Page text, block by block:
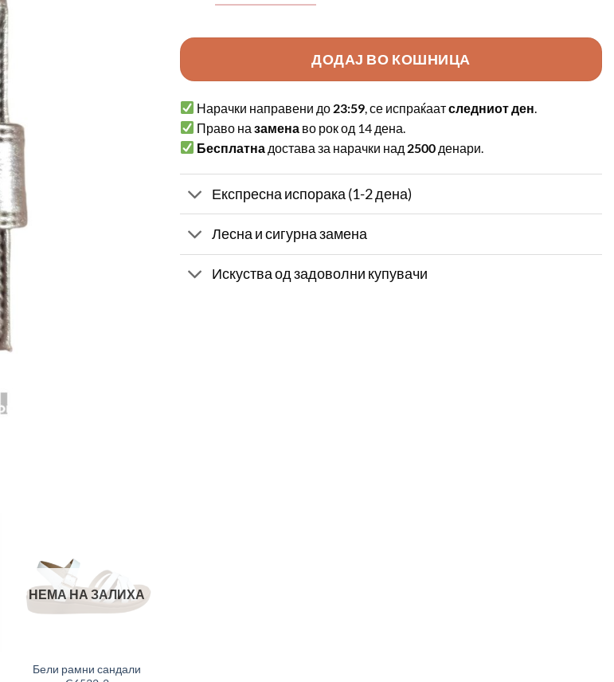
НЕМА НА ЗАЛИХА
Бели рамни сандали
ДОДАЈ ВО КОШНИЦА
Нарачки направени до 23:59 , се испраќаатследниот ден
Право назамена во рок од 14 дена.
Бесплатна достава за нарачки над 2500 денари.
Експресна испорака (1-2 дена)
Лесна и сигурна замена
Искуства од задоволни купувачи